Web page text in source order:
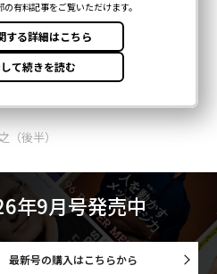
（後半）
年9月号発売中
最新号の購入はこちらから